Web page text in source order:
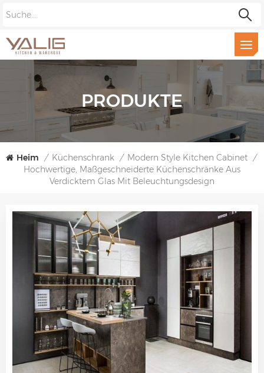
PRODUKTE
Heim / Küchenschrank / Modern Style Kitchen Cabinet /
Hochwertige, Maßgeschneiderte Küchenschränke Aus
Verdicktem Glas Mit Beleuchtungsdesign